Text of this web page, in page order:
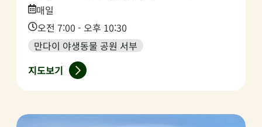
Date:
매일
Time:
오전 7:00 - 오후 10:30
만다이 야생동물 공원 서부
지도보기